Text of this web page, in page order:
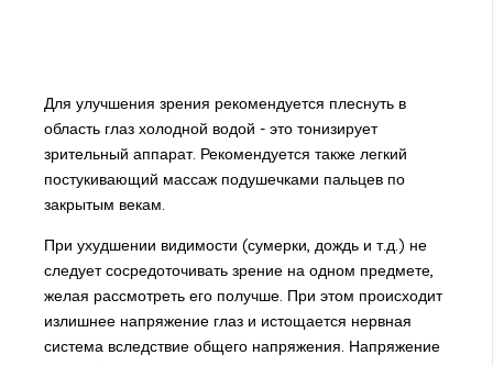
Для улучшения зрения рекомендуется плеснуть в
область глаз холодной водой - это тонизирует
зрительный аппарат. Рекомендуется также легкий
постукивающий массаж подушечками пальцев по
закрытым векам.
При ухудшении видимости (сумерки, дождь и т.д.) не
следует сосредоточивать зрение на одном предмете,
желая рассмотреть его получше. При этом происходит
излишнее напряжение глаз и истощается нервная
система вследствие общего напряжения. Напряжение